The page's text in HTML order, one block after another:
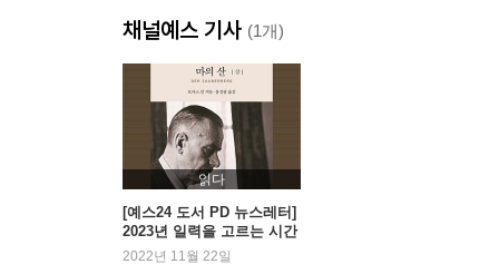
타자 없이는 나도 없다?
지금은 상실의 시대
3장 갖고 싶거나 버리고 싶거나 / 여자의 심리코드
욕망하면서 상처받는 이유
아무것도 하지 않고 싶음
여자, 동일시의 화신
한 남자를 두고 싸우는 며느리와 시어머니
채널예스 기사 (1개)
읽다
[예스24 도서 PD 뉴스레터]
2023년 일력을 고르는 시간
- 『마의 산』 외
2022년 11월 22일